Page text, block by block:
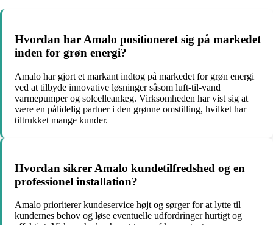
Hvordan har Amalo positioneret sig på markedet
inden for grøn energi?
Amalo har gjort et markant indtog på markedet for grøn energi
ved at tilbyde innovative løsninger såsom luft-til-vand
varmepumper og solcelleanlæg. Virksomheden har vist sig at
være en pålidelig partner i den grønne omstilling, hvilket har
tiltrukket mange kunder.
Hvordan sikrer Amalo kundetilfredshed og en
professionel installation?
Amalo prioriterer kundeservice højt og sørger for at lytte til
kundernes behov og løse eventuelle udfordringer hurtigt og